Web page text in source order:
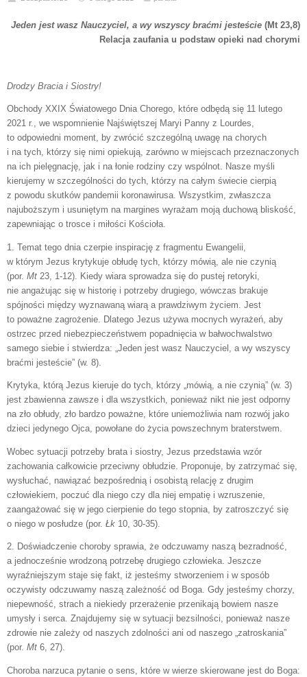
Jeden jest wasz Nauczyciel, a wy wszyscy braćmi jesteście (Mt 23,8)
Relacja zaufania u podstaw opieki nad chorymi
Drodzy Bracia i Siostry!
Obchody XXIX Światowego Dnia Chorego, które odbędą się 11 lutego
2021 r., we wspomnienie Najświętszej Maryi Panny z Lourdes,
to odpowiedni moment, by zwrócić szczególną uwagę na chorych
i na tych, którzy się nimi opiekują, zarówno w miejscach przeznaczonych
na ich pielęgnację, jak i na łonie rodziny czy wspólnot. Nasze myśli
kierujemy w szczególności do tych, którzy na całym świecie cierpią
z powodu skutków pandemii koronawirusa. Wszystkim, zwłaszcza
najuboższym i usuniętym na margines wyrażam moją duchową bliskość,
zapewniając o trosce i miłości Kościoła.
1. Temat tego dnia czerpie inspirację z fragmentu Ewangelii,
w którym Jezus krytykuje obłudę tych, którzy mówią, ale nie czynią
(por. Mt 23, 1-12). Kiedy wiara sprowadza się do pustej retoryki,
nie angażując się w historię i potrzeby drugiego, wówczas brakuje
spójności między wyznawaną wiarą a prawdziwym życiem. Jest
to poważne zagrożenie. Dlatego Jezus używa mocnych wyrażeń, aby
ostrzec przed niebezpieczeństwem popadnięcia w bałwochwalstwo
samego siebie i stwierdza: „Jeden jest wasz Nauczyciel, a wy wszyscy
braćmi jesteście” (w. 8).
Krytyka, którą Jezus kieruje do tych, którzy „mówią, a nie czynią” (w. 3)
jest zbawienna zawsze i dla wszystkich, ponieważ nikt nie jest odporny
na zło obłudy, zło bardzo poważne, które uniemożliwia nam rozwój jako
dzieci jedynego Ojca, powołane do życia powszechnym braterstwem.
Wobec sytuacji potrzeby brata i siostry, Jezus przedstawia wzór
zachowania całkowicie przeciwny obłudzie. Proponuje, by zatrzymać się,
wysłuchać, nawiązać bezpośrednią i osobistą relację z drugim
człowiekiem, poczuć dla niego czy dla niej empatię i wzruszenie,
zaangażować się w jego cierpienie do tego stopnia, by zatroszczyć się
o niego w posłudze (por. Łk 10, 30-35).
2. Doświadczenie choroby sprawia, że odczuwamy naszą bezradność,
a jednocześnie wrodzoną potrzebę drugiego człowieka. Jeszcze
wyraźniejszym staje się fakt, iż jesteśmy stworzeniem i w sposób
oczywisty odczuwamy naszą zależność od Boga. Gdy jesteśmy chorzy,
niepewność, strach a niekiedy przerażenie przenikają bowiem nasze
umysły i serca. Znajdujemy się w sytuacji bezsilności, ponieważ nasze
zdrowie nie zależy od naszych zdolności ani od naszego „zatroskania”
(por. Mt 6, 27).
Choroba narzuca pytanie o sens, które w wierze skierowane jest do Boga: